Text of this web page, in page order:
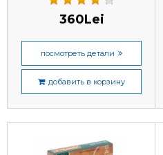
360Lei
посмотреть детали
добавить в корзину